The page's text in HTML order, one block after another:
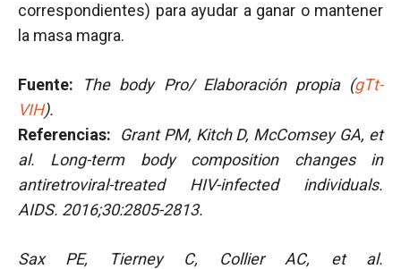
correspondientes) para ayudar a ganar o mantener
la masa magra.
Fuente: The body Pro/ Elaboración propia (gTt-
VIH).
Referencias:
Grant PM, Kitch D, McComsey GA, et
al. Long-term body composition changes in
antiretroviral-treated HIV-infected individuals.
AIDS. 2016;30:2805-2813.
Sax PE, Tierney C, Collier AC, et al.